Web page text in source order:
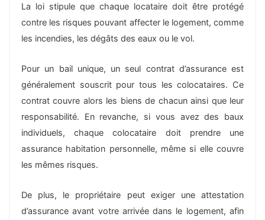
La loi stipule que chaque locataire doit être protégé
contre les risques pouvant affecter le logement, comme
les incendies, les dégâts des eaux ou le vol.
Pour un bail unique, un seul contrat d’assurance est
généralement souscrit pour tous les colocataires. Ce
contrat couvre alors les biens de chacun ainsi que leur
responsabilité. En revanche, si vous avez des baux
individuels, chaque colocataire doit prendre une
assurance habitation personnelle, même si elle couvre
les mêmes risques.
De plus, le propriétaire peut exiger une attestation
d’assurance avant votre arrivée dans le logement, afin